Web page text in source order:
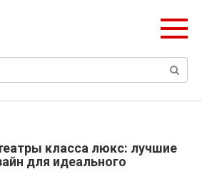
класса люкс: лучшие
для идеального